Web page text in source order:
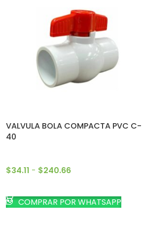
VALVULA BOLA COMPACTA PVC C-
40
$34.11 - $240.66
COMPRAR POR WHATSAPP